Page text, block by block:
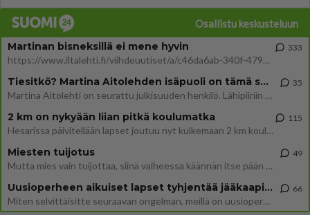
Osallistu keskusteluun
Martinan bisneksillä ei mene hyvin
https://www.iltalehti.fi/viihdeuutiset/a/c46da6ab-340f-4790-aaa7-0865eed2336 Yrityksen konkurssihakemus on tullut kärä
333
Tiesitkö? Martina Aitolehden isäpuoli on tämä suosittu laulaja
Martina Aitolehti on seurattu julkisuuden henkilö. Lähipiiriin mahtuu muitakin tunnettuja henkilöitä. Tiesitkö, että Ma
35
2 km on nykyään liian pitkä koulumatka
Hesarissa päivitellään lapset joutuu nyt kulkemaan 2 km kouluun jösses. Ruostefillarilla tuo matka menee vaikka miten äk
115
Miesten tuijotus
Mutta mies vain tuijottaa, siinä vaiheessa käännän itse pään pois. Mikä juttu? Yleensä jos joku tuijottaa tai katsoo, hä
49
Uusioperheen aikuiset lapset tyhjentää jääkaapin käydessään
Miten selvittäisitte seuraavan ongelman, meillä on uusioperhe, minulla teini-ikäiset lapset ja puolisolla aikuiset, jotk
66